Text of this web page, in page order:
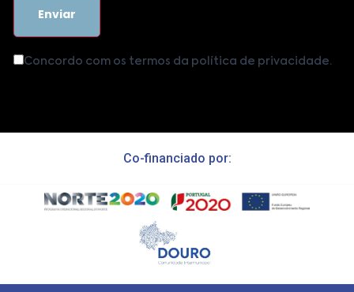
Concordo com os termos da política de privacidade.
Co-financiado por: